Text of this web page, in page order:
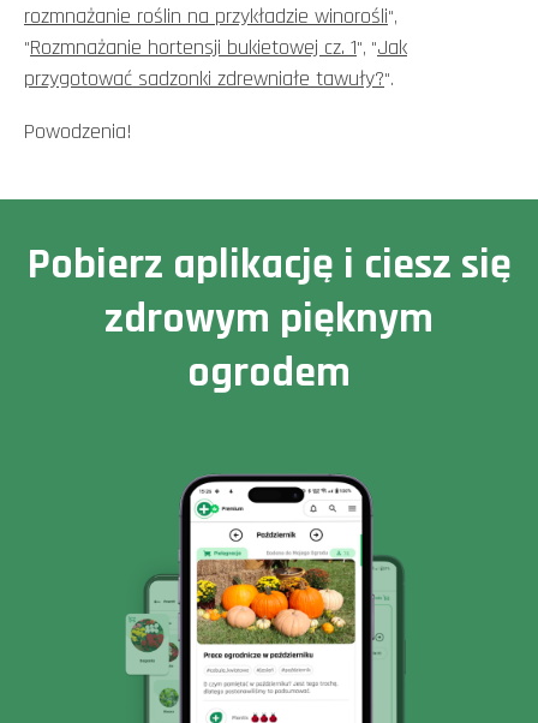
rozmnażanie roślin na przykładzie winorośli",
"Rozmnażanie hortensji bukietowej cz. 1", "Jak
przygotować sadzonki zdrewniałe tawuły?".
Powodzenia!
Pobierz aplikację i ciesz się
zdrowym pięknym
ogrodem